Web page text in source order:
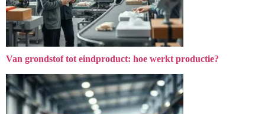
Van grondstof tot eindproduct: hoe werkt productie?